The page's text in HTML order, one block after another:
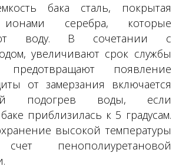
бака сталь, покрытая
серебра, которые
воду. В сочетании с
увеличивают срок службы
появление
от замерзания включается
подогрев воды, если
приблизилась к 5 градусам.
высокой температуры
пенополиуретановой